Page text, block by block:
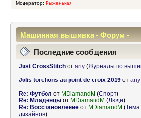
Модератор: Рыженькая
Машинная вышивка - Форум -
Информационный центр
Последние сообщения
Just CrossStitchот ariy(Журналы по
Jolis torchons au point de croix 2019от ariy
Re: Футбол от MDiamandM (Спорт)
Re: Младенцыот MDiamandM (Люди)
Re: Восстановлениеот MDiamandM (
дизайнов)